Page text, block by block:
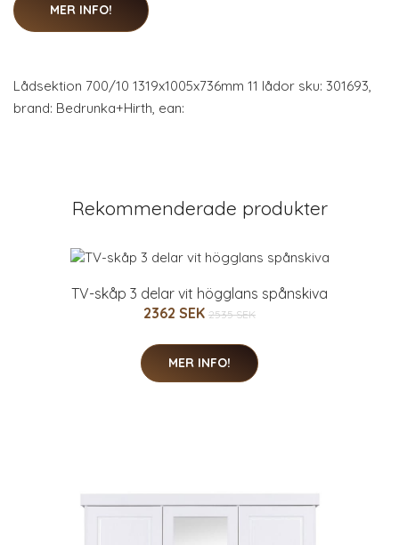
MER INFO!
Lådsektion 700/10 1319x1005x736mm 11 lådor sku: 301693,
brand: Bedrunka+Hirth, ean:
Rekommenderade produkter
TV-skåp 3 delar vit högglans spånskiva
2362 SEK 2535 SEK
MER INFO!